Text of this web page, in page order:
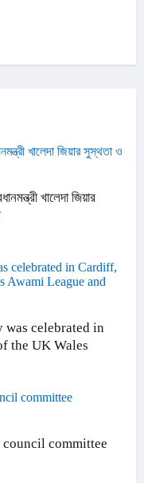
খালেদা জিয়ার
was celebrated in
the UK Wales
committee